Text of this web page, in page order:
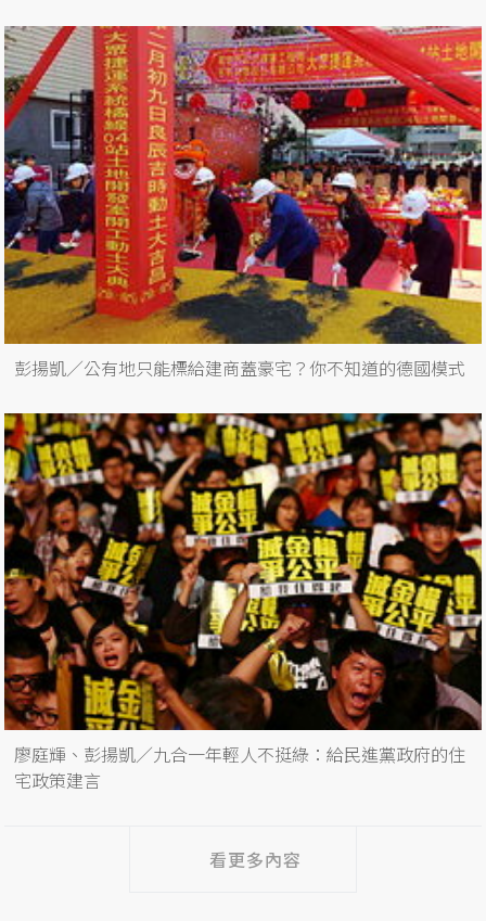
彭揚凱／公有地只能標給建商蓋豪宅？你不知道的德國模式
廖庭輝、彭揚凱／九合一年輕人不挺綠：給民進黨政府的住
宅政策建言
看更多內容